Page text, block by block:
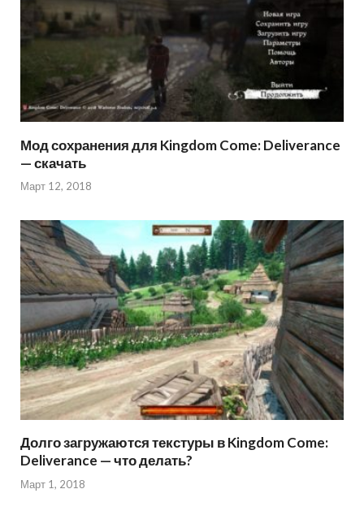
Мод сохранения для Kingdom Come: Deliverance
— скачать
Март 12, 2018
Долго загружаются текстуры в Kingdom Come:
Deliverance — что делать?
Март 1, 2018